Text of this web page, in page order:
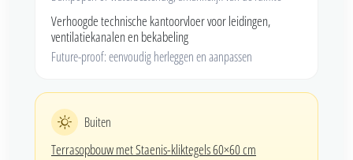
Verhoogde technische kantoorvloer voor leidingen,
ventilatiekanalen en bekabeling
Future-proof: eenvoudig herleggen en aanpassen
Buiten
Terrasopbouw met Staenis-kliktegels 60×60 cm